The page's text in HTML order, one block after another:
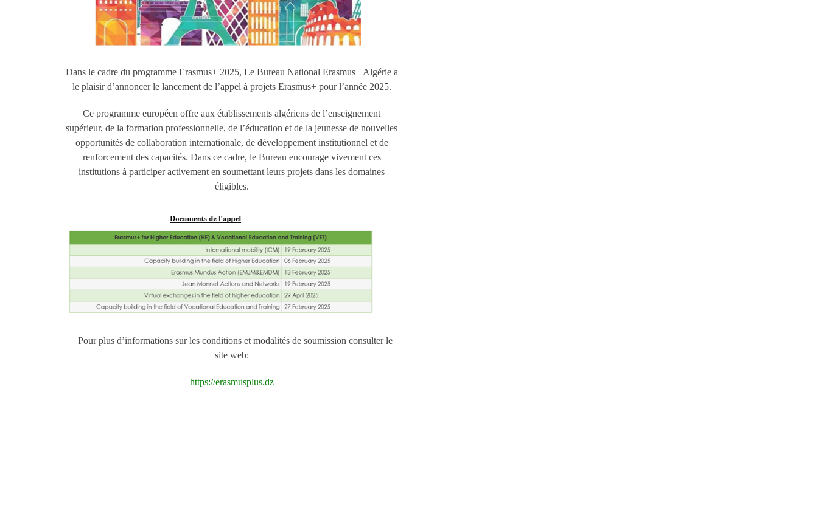
Dans le cadre du programme Erasmus+ 2025, Le Bureau National Erasmus+ Algérie a
le plaisir d’annoncer le lancement de l’appel à projets Erasmus+ pour l’année 2025.
Ce programme européen offre aux établissements algériens de l’enseignement
supérieur, de la formation professionnelle, de l’éducation et de la jeunesse de nouvelles
opportunités de collaboration internationale, de développement institutionnel et de
renforcement des capacités. Dans ce cadre, le Bureau encourage vivement ces
institutions à participer activement en soumettant leurs projets dans les domaines
éligibles.
Pour plus d’informations sur les conditions et modalités de soumission consulter le
site web:
https://erasmusplus.dz